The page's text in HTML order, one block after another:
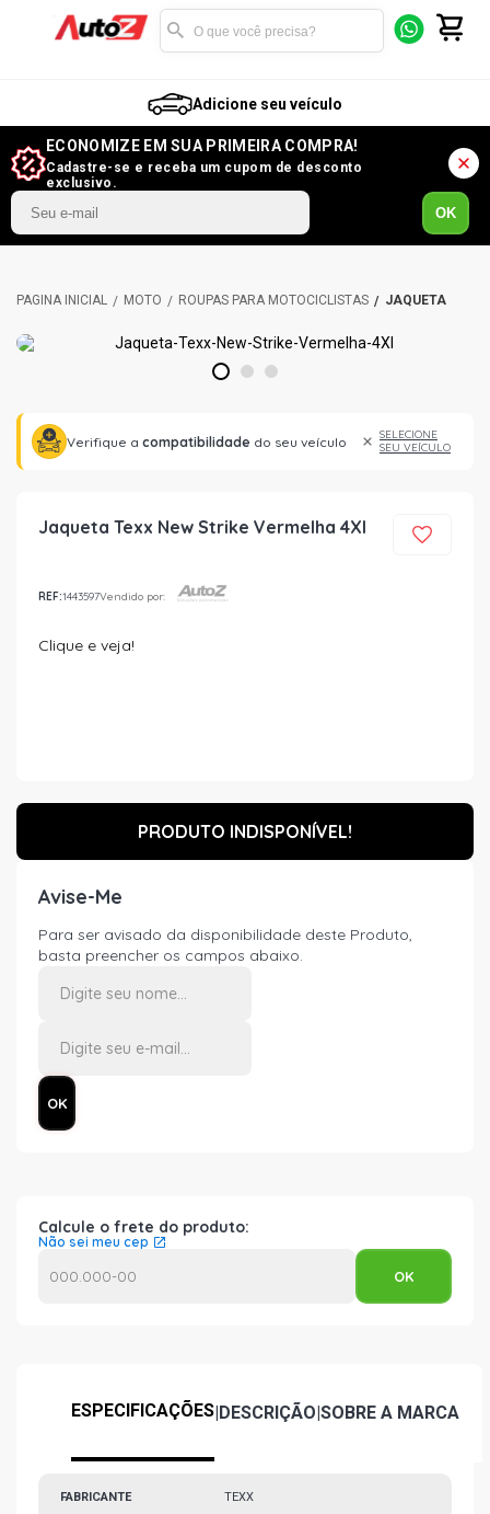
Adicione seu veículo
ECONOMIZE EM SUA PRIMEIRA COMPRA!
Cadastre-se e receba um cupom de desconto
exclusivo.
OK
MOTO ROUPAS PARA MOTOCICLISTAS JAQUETA
1 2 3
Verifique a compatibilidade do seu veículo
SELECIONE
SEU VEÍCULO
Jaqueta Texx New Strike Vermelha 4Xl
REF:1443597Vendido por:
Clique e veja!
PRODUTO INDISPONÍVEL!
Avise-Me
Para ser avisado da disponibilidade deste Produto,
basta preencher os campos abaixo.
Calcule o frete do produto:
Não sei meu cep
ESPECIFICAÇÕES|DESCRIÇÃO|SOBRE A MARCA
FABRICANTE TEXX